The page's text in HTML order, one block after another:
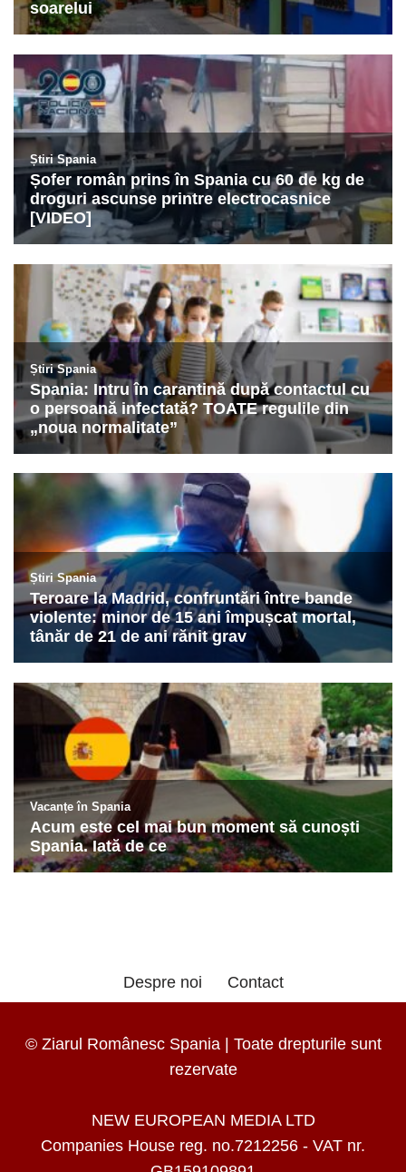
Despre noi Contact
© Ziarul Românesc Spania | Toate drepturile sunt
rezervate
NEW EUROPEAN MEDIA LTD
Companies House reg. no.7212256 - VAT nr.